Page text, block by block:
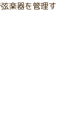
楽器を管理す